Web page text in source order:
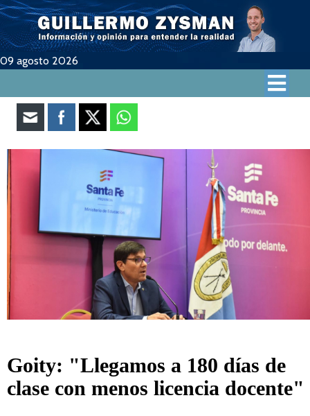
09 agosto 2026
Goity: "Llegamos a 180 días de
clase con menos licencia docente"